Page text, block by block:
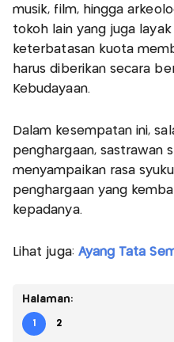
musik, film, hingga
tokoh lain yang juga
keterbatasan kuota
harus diberikan secara
Kebudayaan.
Dalam kesempatan ini,
penghargaan, sastrawan
menyampaikan rasa
penghargaan yang
kepadanya.
Lihat juga: Ayang Tata
Halaman:
1 2